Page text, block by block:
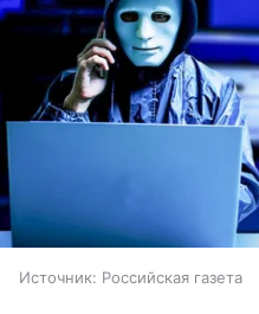
Источник: Российская газета